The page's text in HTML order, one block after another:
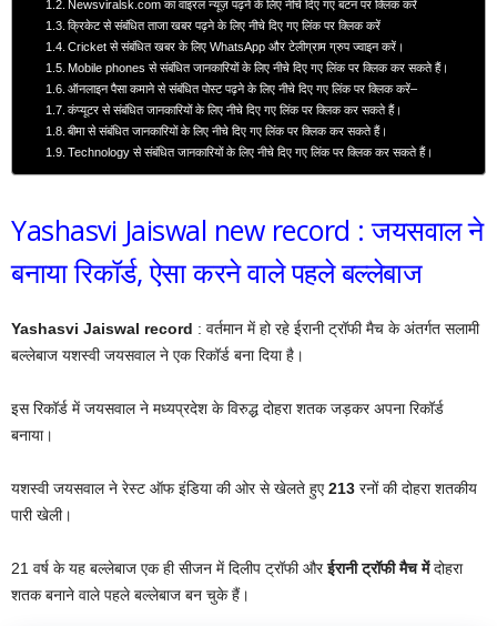
Newsviralsk.com का वाइरल न्यूज़ पढ़ने के लिए नीचे दिए गए बटन पर क्लिक करें
क्रिकेट से संबंधित ताजा खबर पढ़ने के लिए नीचे दिए गए लिंक पर क्लिक करें
Cricket से संबंधित खबर के लिए WhatsApp और टेलीग्राम ग्रुप ज्वाइन करें।
Mobile phones से संबंधित जानकारियों के लिए नीचे दिए गए लिंक पर क्लिक कर सकते हैं।
ऑनलाइन पैसा कमाने से संबंधित पोस्ट पढ़ने के लिए नीचे दिए गए लिंक पर क्लिक करें–
कंप्यूटर से संबंधित जानकारियों के लिए नीचे दिए गए लिंक पर क्लिक कर सकते हैं।
बीमा से संबंधित जानकारियों के लिए नीचे दिए गए लिंक पर क्लिक कर सकते हैं।
Technology से संबंधित जानकारियों के लिए नीचे दिए गए लिंक पर क्लिक कर सकते हैं।
Yashasvi Jaiswal new record : जयसवाल ने
बनाया रिकॉर्ड, ऐसा करने वाले पहले बल्लेबाज
Yashasvi Jaiswal record : वर्तमान में हो रहे ईरानी ट्रॉफी मैच के अंतर्गत सलामी
बल्लेबाज यशस्वी जयसवाल ने एक रिकॉर्ड बना दिया है।
इस रिकॉर्ड में जयसवाल ने मध्यप्रदेश के विरुद्ध दोहरा शतक जड़कर अपना रिकॉर्ड
बनाया।
यशस्वी जयसवाल ने रेस्ट ऑफ इंडिया की ओर से खेलते हुए213 रनों की दोहरा शतकीय
पारी खेली।
21 वर्ष के यह बल्लेबाज एक ही सीजन में दिलीप ट्रॉफी औरईरानी ट्रॉफी मैच मेंदोहरा
शतक बनाने वाले पहले बल्लेबाज बन चुके हैं।